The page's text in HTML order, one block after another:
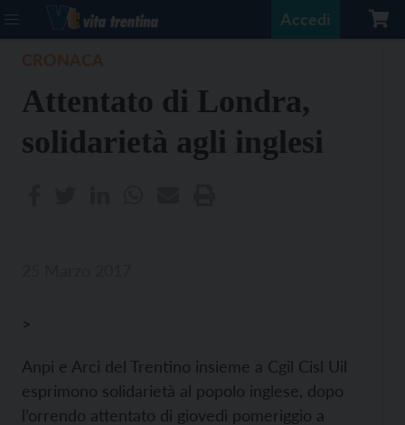
Accedi
Attentato di Londra,
solidarietà agli inglesi
>
Anpi e Arci del Trentino insieme a Cgil Cisl Uil
esprimono solidarietà al popolo inglese, dopo
l’orrendo attentato di giovedì pomeriggio a